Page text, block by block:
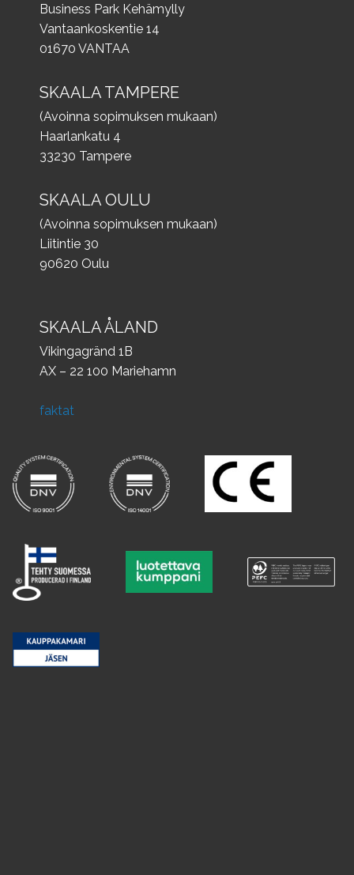
Business Park Kehämylly
Vantaankoskentie 14
01670 VANTAA
SKAALA TAMPERE
(Avoinna sopimuksen mukaan)
Haarlankatu 4
33230 Tampere
SKAALA OULU
(Avoinna sopimuksen mukaan)
Liitintie 30
90620 Oulu
SKAALA ÅLAND
Vikingagränd 1B
AX – 22 100 Mariehamn
faktat